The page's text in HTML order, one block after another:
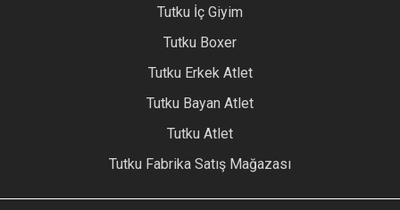
Tutku İç Giyim
Tutku Boxer
Tutku Erkek Atlet
Tutku Bayan Atlet
Tutku Atlet
Tutku Fabrika Satış Mağazası